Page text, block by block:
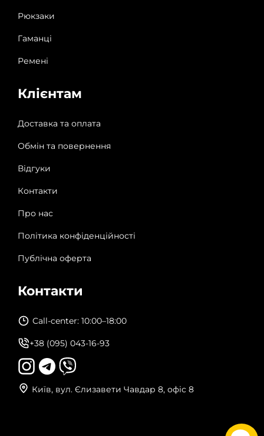
Рюкзаки
Гаманці
Ремені
Клієнтам
Доставка та оплата
Обмін та повернення
Відгуки
Контакти
Про нас
Політика конфіденційності
Публічна оферта
Контакти
Call-center: 10:00–18:00
+38 (095) 043-16-93
Київ, вул. Єлизавети Чавдар 8, офіс 8